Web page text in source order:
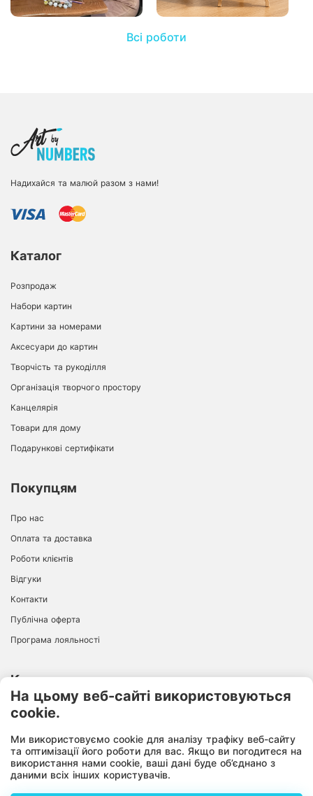
Всі роботи
Надихайся та малюй разом з нами!
Каталог
Розпродаж
Набори картин
Картини за номерами
Аксесуари до картин
Творчість та рукоділля
Організація творчого простору
Канцелярія
Товари для дому
Подарункові сертифікати
Покупцям
Про нас
Оплата та доставка
Роботи клієнтів
Відгуки
Контакти
Публічна оферта
Програма лояльності
Контакти
ІНТЕРНЕТ-МАГАЗИН
Пн-Пт: 10:00-18:00
На цьому веб-сайті використовуються
cookie.
Ми використовуємо cookie для аналізу трафіку веб-сайту
та оптимізації його роботи для вас. Якщо ви погодитеся на
використання нами cookie, ваші дані буде об’єднано з
даними всіх інших користувачів.